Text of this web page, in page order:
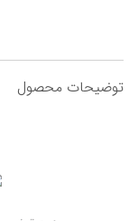
توضیحات محصول